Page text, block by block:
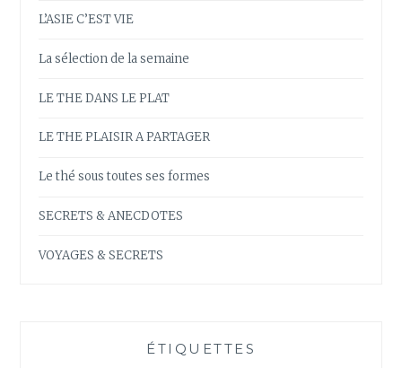
L’ASIE C’EST VIE
La sélection de la semaine
LE THE DANS LE PLAT
LE THE PLAISIR A PARTAGER
Le thé sous toutes ses formes
SECRETS & ANECDOTES
VOYAGES & SECRETS
ÉTIQUETTES